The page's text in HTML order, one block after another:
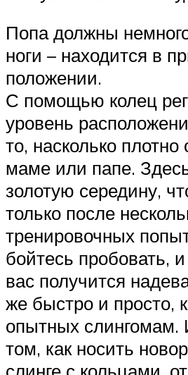
Попа должны
ноги – находится в
положении.
С помощью колец
уровень
то, насколько плотно
маме или папе.
золотую середину,
только после
тренировочных
бойтесь пробовать,
вас получится
же быстро и просто,
опытных слингомам.
том, как носить